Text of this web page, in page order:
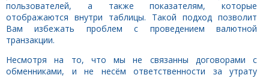
пользователей, а также показателям, которые
отображаются внутри таблицы. Такой подход позволит
Вам избежать проблем с проведением валютной
транзакции.
Несмотря на то, что мы не связанны договорами с
обменниками, и не несём ответственности за утрату